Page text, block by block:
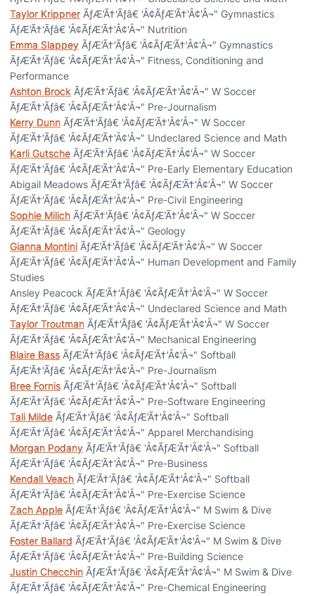
Taylor Krippner ÃƒÆ’Ã†'Ãƒâ€ 'Â¢ÃƒÆ’Ã†'Â¢'Â¬" Gymnastics
ÃƒÆ’Ã†'Ãƒâ€ 'Â¢ÃƒÆ’Ã†'Â¢'Â¬" Nutrition
Emma Slappey ÃƒÆ’Ã†'Ãƒâ€ 'Â¢ÃƒÆ’Ã†'Â¢'Â¬" Gymnastics
ÃƒÆ’Ã†'Ãƒâ€ 'Â¢ÃƒÆ’Ã†'Â¢'Â¬" Fitness, Conditioning and
Performance
Ashton Brock ÃƒÆ’Ã†'Ãƒâ€ 'Â¢ÃƒÆ’Ã†'Â¢'Â¬" W Soccer
ÃƒÆ’Ã†'Ãƒâ€ 'Â¢ÃƒÆ’Ã†'Â¢'Â¬" Pre-Journalism
Kerry Dunn ÃƒÆ’Ã†'Ãƒâ€ 'Â¢ÃƒÆ’Ã†'Â¢'Â¬" W Soccer
ÃƒÆ’Ã†'Ãƒâ€ 'Â¢ÃƒÆ’Ã†'Â¢'Â¬" Undeclared Science and Math
Karli Gutsche ÃƒÆ’Ã†'Ãƒâ€ 'Â¢ÃƒÆ’Ã†'Â¢'Â¬" W Soccer
ÃƒÆ’Ã†'Ãƒâ€ 'Â¢ÃƒÆ’Ã†'Â¢'Â¬" Pre-Early Elementary Education
Abigail Meadows ÃƒÆ’Ã†'Ãƒâ€ 'Â¢ÃƒÆ’Ã†'Â¢'Â¬" W Soccer
ÃƒÆ’Ã†'Ãƒâ€ 'Â¢ÃƒÆ’Ã†'Â¢'Â¬" Pre-Civil Engineering
Sophie Milich ÃƒÆ’Ã†'Ãƒâ€ 'Â¢ÃƒÆ’Ã†'Â¢'Â¬" W Soccer
ÃƒÆ’Ã†'Ãƒâ€ 'Â¢ÃƒÆ’Ã†'Â¢'Â¬" Geology
Gianna Montini ÃƒÆ’Ã†'Ãƒâ€ 'Â¢ÃƒÆ’Ã†'Â¢'Â¬" W Soccer
ÃƒÆ’Ã†'Ãƒâ€ 'Â¢ÃƒÆ’Ã†'Â¢'Â¬" Human Development and Family
Studies
Ansley Peacock ÃƒÆ’Ã†'Ãƒâ€ 'Â¢ÃƒÆ’Ã†'Â¢'Â¬" W Soccer
ÃƒÆ’Ã†'Ãƒâ€ 'Â¢ÃƒÆ’Ã†'Â¢'Â¬" Undeclared Science and Math
Taylor Troutman ÃƒÆ’Ã†'Ãƒâ€ 'Â¢ÃƒÆ’Ã†'Â¢'Â¬" W Soccer
ÃƒÆ’Ã†'Ãƒâ€ 'Â¢ÃƒÆ’Ã†'Â¢'Â¬" Mechanical Engineering
Blaire Bass ÃƒÆ’Ã†'Ãƒâ€ 'Â¢ÃƒÆ’Ã†'Â¢'Â¬" Softball
ÃƒÆ’Ã†'Ãƒâ€ 'Â¢ÃƒÆ’Ã†'Â¢'Â¬" Pre-Journalism
Bree Fornis ÃƒÆ’Ã†'Ãƒâ€ 'Â¢ÃƒÆ’Ã†'Â¢'Â¬" Softball
ÃƒÆ’Ã†'Ãƒâ€ 'Â¢ÃƒÆ’Ã†'Â¢'Â¬" Pre-Software Engineering
Tali Milde ÃƒÆ’Ã†'Ãƒâ€ 'Â¢ÃƒÆ’Ã†'Â¢'Â¬" Softball
ÃƒÆ’Ã†'Ãƒâ€ 'Â¢ÃƒÆ’Ã†'Â¢'Â¬" Apparel Merchandising
Morgan Podany ÃƒÆ’Ã†'Ãƒâ€ 'Â¢ÃƒÆ’Ã†'Â¢'Â¬" Softball
ÃƒÆ’Ã†'Ãƒâ€ 'Â¢ÃƒÆ’Ã†'Â¢'Â¬" Pre-Business
Kendall Veach ÃƒÆ’Ã†'Ãƒâ€ 'Â¢ÃƒÆ’Ã†'Â¢'Â¬" Softball
ÃƒÆ’Ã†'Ãƒâ€ 'Â¢ÃƒÆ’Ã†'Â¢'Â¬" Pre-Exercise Science
Zach Apple ÃƒÆ’Ã†'Ãƒâ€ 'Â¢ÃƒÆ’Ã†'Â¢'Â¬" M Swim & Dive
ÃƒÆ’Ã†'Ãƒâ€ 'Â¢ÃƒÆ’Ã†'Â¢'Â¬" Pre-Exercise Science
Foster Ballard ÃƒÆ’Ã†'Ãƒâ€ 'Â¢ÃƒÆ’Ã†'Â¢'Â¬" M Swim & Dive
ÃƒÆ’Ã†'Ãƒâ€ 'Â¢ÃƒÆ’Ã†'Â¢'Â¬" Pre-Building Science
Justin Checchin ÃƒÆ’Ã†'Ãƒâ€ 'Â¢ÃƒÆ’Ã†'Â¢'Â¬" M Swim & Dive
ÃƒÆ’Ã†'Ãƒâ€ 'Â¢ÃƒÆ’Ã†'Â¢'Â¬" Pre-Chemical Engineering